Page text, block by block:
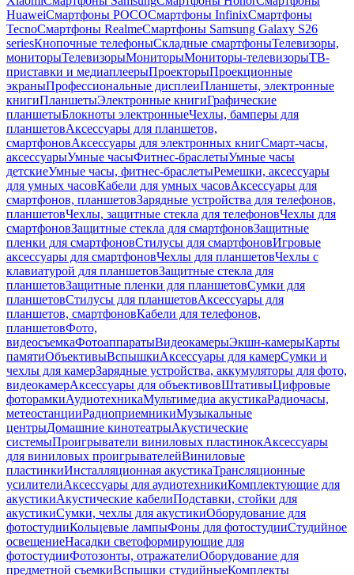
HuaweiСмартфоны POCOСмартфоны InfinixСмартфоны
TecnoСмартфоны RealmeСмартфоны Samsung Galaxy S26
seriesКнопочные телефоныСкладные смартфоныТелевизоры,
мониторыТелевизорыМониторыМониторы-телевизорыТВ-
приставки и медиаплеерыПроекторыПроекционные
экраныПрофессиональные дисплеиПланшеты, электронные
книгиПланшетыЭлектронные книгиГрафические
планшетыБлокноты электронныеЧехлы, бамперы для
планшетовАксессуары для планшетов,
смартфоновАксессуары для электронных книгСмарт-часы,
аксессуарыУмные часыФитнес-браслетыУмные часы
детскиеУмные часы, фитнес-браслетыРемешки, аксессуары
для умных часовКабели для умных часовАксессуары для
смартфонов, планшетовЗарядные устройства для телефонов,
планшетовЧехлы, защитные стекла для телефоновЧехлы для
смартфоновЗащитные стекла для смартфоновЗащитные
пленки для смартфоновСтилусы для смартфоновИгровые
аксессуары для смартфоновЧехлы для планшетовЧехлы с
клавиатурой для планшетовЗащитные стекла для
планшетовЗащитные пленки для планшетовСумки для
планшетовСтилусы для планшетовАксессуары для
планшетов, смартфоновКабели для телефонов,
планшетовФото,
видеосъемкаФотоаппаратыВидеокамерыЭкшн-камерыКарты
памятиОбъективыВспышкиАксессуары для камерСумки и
чехлы для камерЗарядные устройства, аккумуляторы для фото,
видеокамерАксессуары для объективовШтативыЦифровые
фоторамкиАудиотехникаМультимедиа акустикаРадиочасы,
метеостанцииРадиоприемникиМузыкальные
центрыДомашние кинотеатрыАкустические
системыПроигрыватели виниловых пластинокАксессуары
для виниловых проигрывателейВиниловые
пластинкиИнсталляционная акустикаТрансляционные
усилителиАксессуары для аудиотехникиКомплектующие для
акустикиАкустические кабелиПодставки, стойки для
акустикиСумки, чехлы для акустикиОборудование для
фотостудииКольцевые лампыФоны для фотостудииСтудийное
освещениеНасадки светоформирующие для
фотостудииФотозонты, отражателиОборудование для
предметной съемкиВспышки студийныеКомплекты